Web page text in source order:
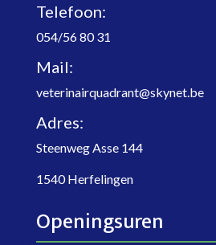
Telefoon:
054/56 80 31
Mail:
veterinairquadrant@skynet.be
Adres:
Steenweg Asse 144
1540 Herfelingen
Openingsuren